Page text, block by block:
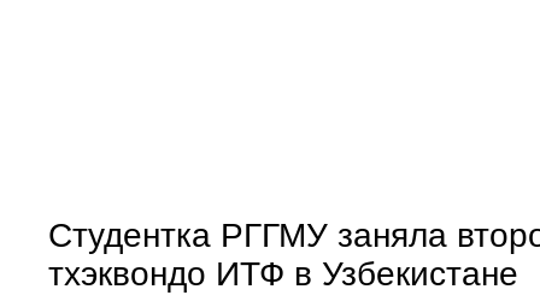
Студентка РГГМУ заняла
тхэквондо ИТФ в Узбекистане